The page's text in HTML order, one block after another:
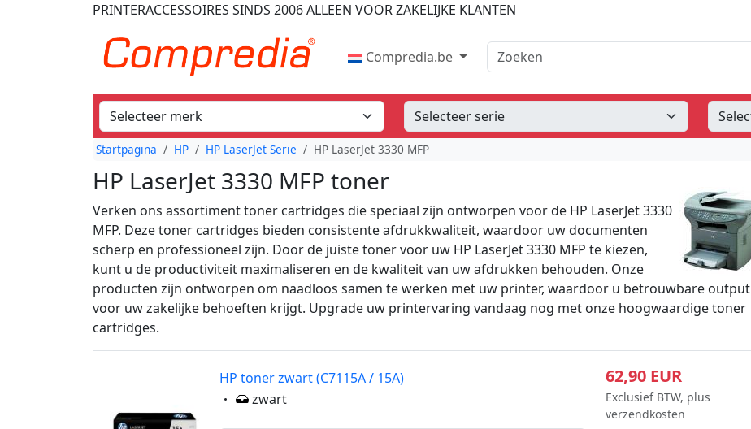
PRINTERACCESSOIRES SINDS 2006ALLEEN VOOR ZAKELIJKE KLANTEN
Compredia.be Zoeken
Startpagina HP HP LaserJet Serie HP LaserJet 3330 MFP
HP LaserJet 3330 MFP toner
Verken ons assortiment toner cartridges die speciaal zijn ontworpen voor de HP LaserJet 3330
MFP. Deze toner cartridges bieden consistente afdrukkwaliteit, waardoor uw documenten
scherp en professioneel zijn. Door de juiste toner voor uw HP LaserJet 3330 MFP te kiezen,
kunt u de productiviteit maximaliseren en de kwaliteit van uw afdrukken behouden. Onze
producten zijn ontworpen om naadloos samen te werken met uw printer, waardoor u betrouwbare output
voor uw zakelijke behoeften krijgt. Upgrade uw printervaring vandaag nog met onze hoogwaardige toner
cartridges.
HP toner zwart (C7115A / 15A)
Eigenschaft:
zwart
62,90 EUR
Exclusief BTW, plus
verzendkosten